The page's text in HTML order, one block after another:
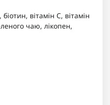
вітамін С, вітамін
чаю, лікопен,